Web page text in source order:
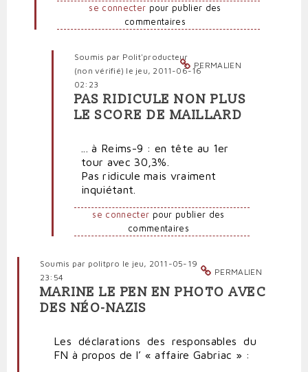
se connecter pour publier des
commentaires
PERMALIEN
Soumis par Polit'producteur
(non vérifié) le jeu, 2011-06-16
02:23
En
réponse
jaune
par
Polit'producteur
vérifié)
PAS RIDICULE NON PLUS
LE SCORE DE MAILLARD
... à Reims-9 : en tête au 1er
tour avec 30,3%.
Pas ridicule mais vraiment
inquiétant.
se connecter pour publier des
commentaires
PERMALIEN
Soumis par politpro le jeu, 2011-05-19
23:54
MARINE LE PEN EN PHOTO AVEC
DES NÉO-NAZIS
Les déclarations des responsables du
FN à propos de l’ « affaire Gabriac » :